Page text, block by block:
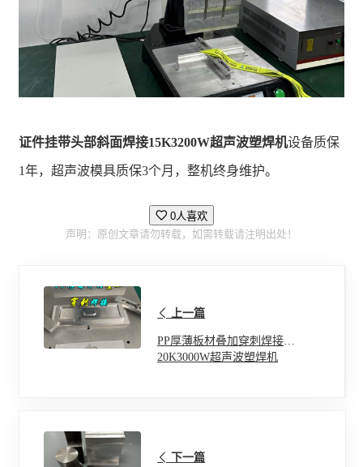
证件挂带头部斜面焊接15K3200W超声波塑焊机设备质保
1年，超声波模具质保3个月，整机终身维护。
0人喜欢
声明：原创文章请勿转载，如需转载请注明出处！
上一篇
PP厚薄板材叠加穿刺焊接
20K3000W超声波塑焊机
下一篇